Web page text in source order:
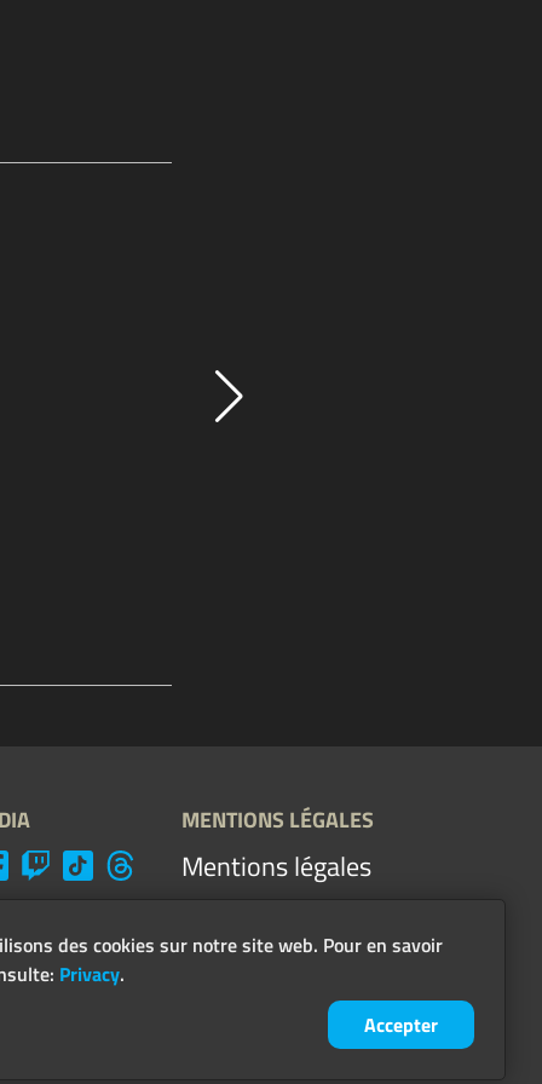
MENTIONS LÉGALES
Mentions légales
directives
des cookies sur notre site web. Pour en savoir
Privacy.
Accepter